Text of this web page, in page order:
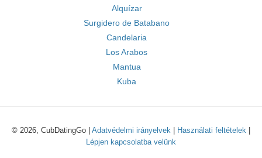
Alquízar
Surgidero de Batabano
Candelaria
Los Arabos
Mantua
Kuba
© 2026, CubDatingGo | Adatvédelmi irányelvek Használati feltételek
Lépjen kapcsolatba velünk